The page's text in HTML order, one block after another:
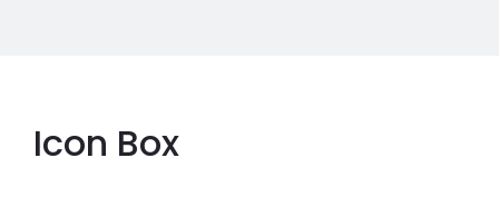
Icon Box